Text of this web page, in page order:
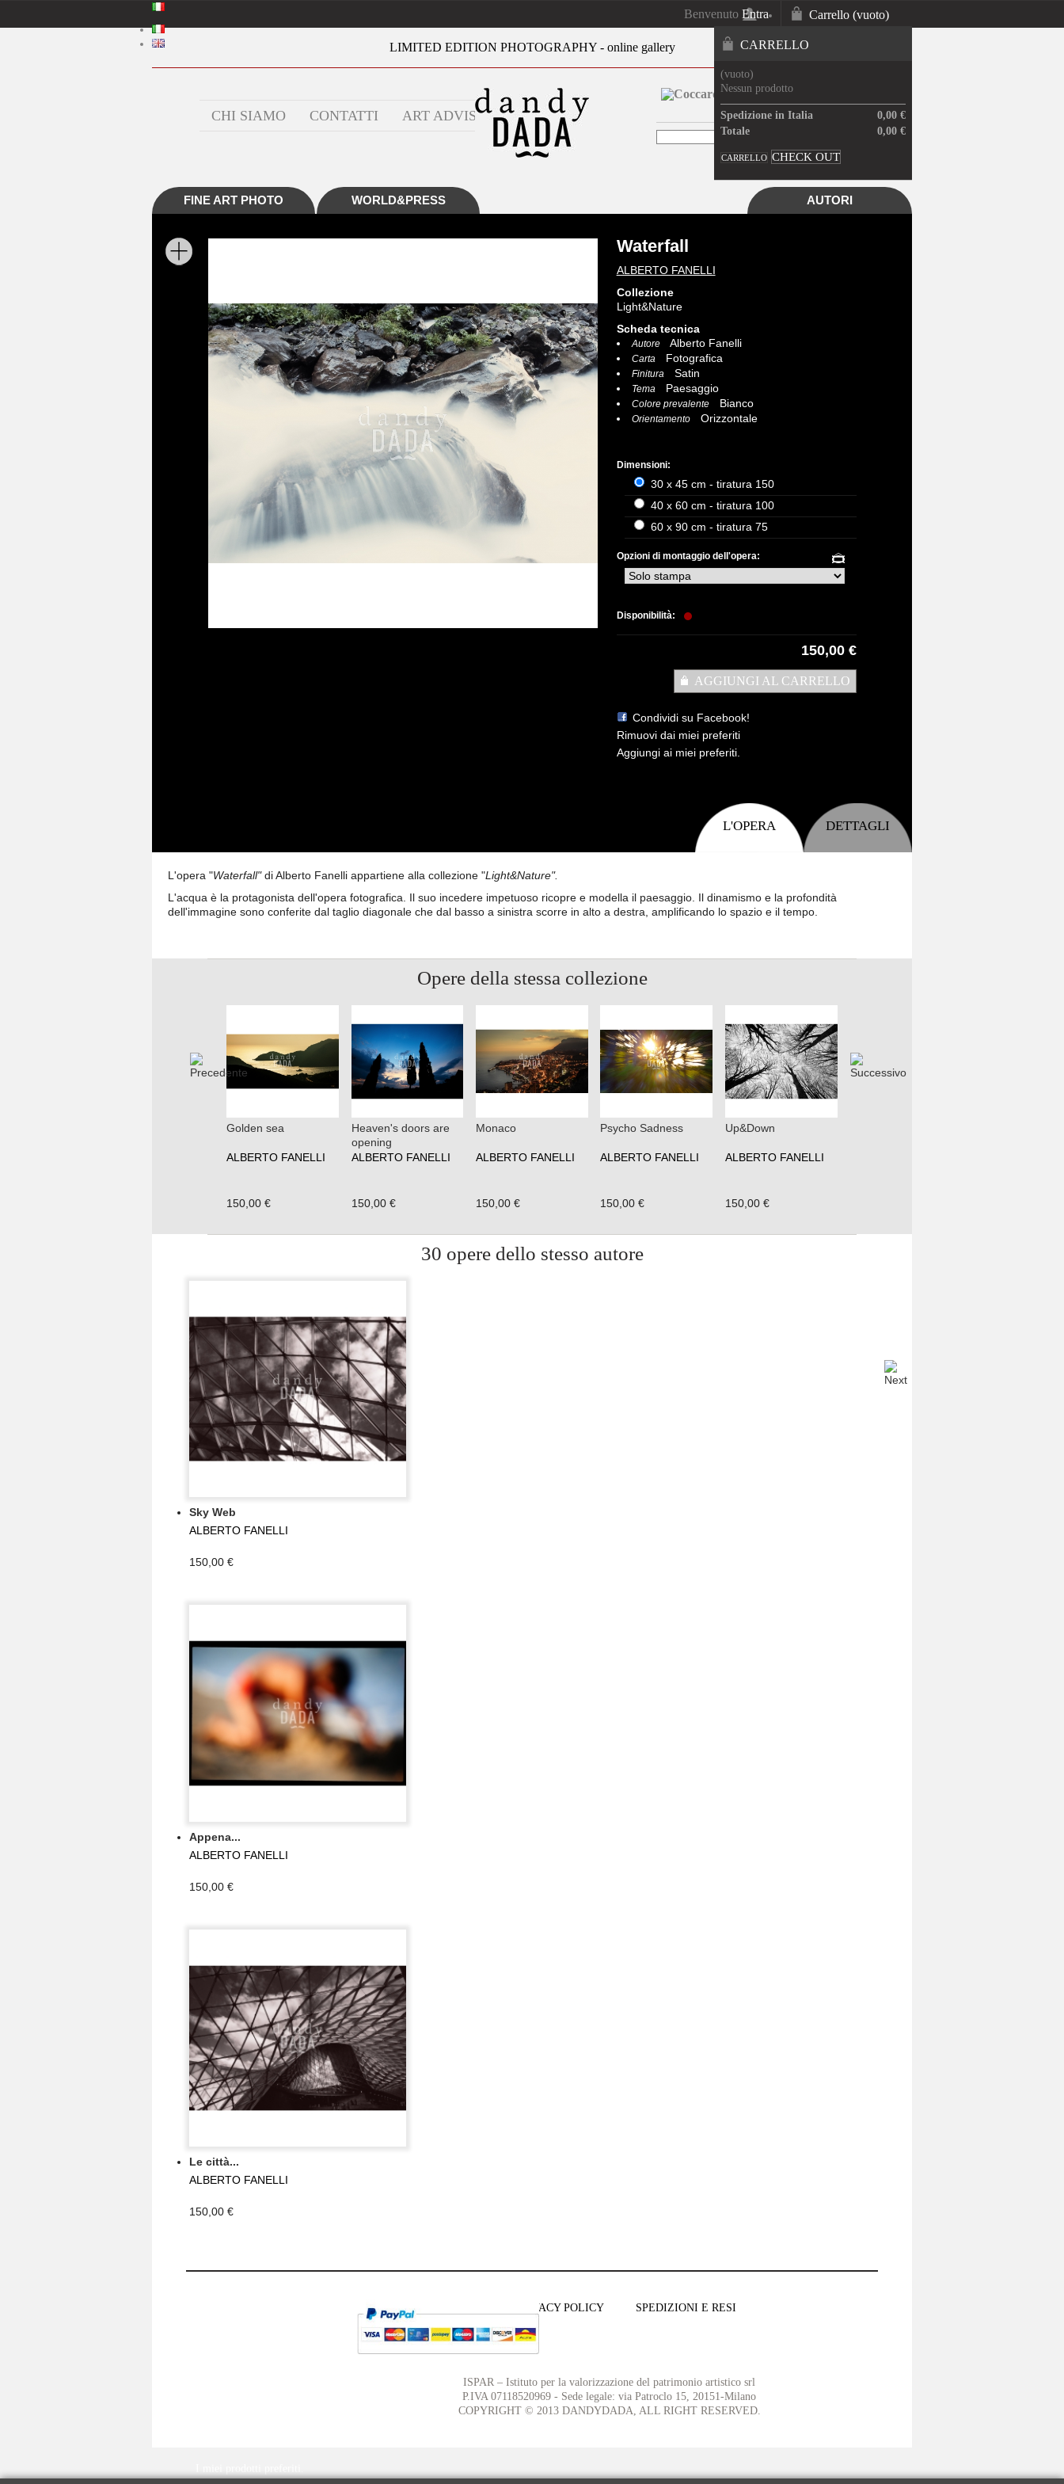
Carrello (vuoto)
CARRELLO
(vuoto)
Nessun prodotto
0,00 €
Spedizione in Italia
0,00 €
Totale
CARRELLO CHECK OUT
Benvenuto Entra
LIMITED EDITION PHOTOGRAPHY - online gallery
CHI SIAMO CONTATTI ART ADVISOR
SPEDIZIONE GRATUITA IN
ITALIA
FINE ART PHOTO WORLD&PRESS AUTORI
Waterfall
ALBERTO FANELLI
Collezione
Light&Nature
Scheda tecnica
Autore Alberto Fanelli
Carta Fotografica
Finitura Satin
Tema Paesaggio
Colore prevalente Bianco
Orientamento Orizzontale
Dimensioni:
30 x 45 cm - tiratura 150
40 x 60 cm - tiratura 100
60 x 90 cm - tiratura 75
Opzioni di montaggio dell'opera:
Disponibilità:
150,00 €
AGGIUNGI AL CARRELLO
Condividi su Facebook!
Rimuovi dai miei preferiti
Aggiungi ai miei preferiti.
L'OPERA DETTAGLI
L'opera "Waterfall"di Alberto Fanelli appartiene alla collezione "Light&Nature".
L'acqua è la protagonista dell'opera fotografica. Il suo incedere impetuoso ricopre e modella il paesaggio. Il dinamismo e la profondità
dell'immagine sono conferite dal taglio diagonale che dal basso a sinistra scorre in alto a destra, amplificando lo spazio e il tempo.
Opere della stessa collezione
Golden sea
ALBERTO FANELLI
150,00 €
Heaven's doors are
opening
ALBERTO FANELLI
150,00 €
Monaco
ALBERTO FANELLI
150,00 €
Psycho Sadness
ALBERTO FANELLI
150,00 €
Up&Down
ALBERTO FANELLI
150,00 €
30 opere dello stesso autore
Sky Web
ALBERTO FANELLI
150,00 €
Appena...
ALBERTO FANELLI
150,00 €
Le città...
ALBERTO FANELLI
150,00 €
TERMINI E CONDIZIONI PRIVACY POLICY SPEDIZIONI E RESI
ISPAR – Istituto per la valorizzazione del patrimonio artistico srl
P.IVA 07118520969 - Sede legale: via Patroclo 15, 20151-Milano
COPYRIGHT © 2013 DANDYDADA, ALL RIGHT RESERVED.